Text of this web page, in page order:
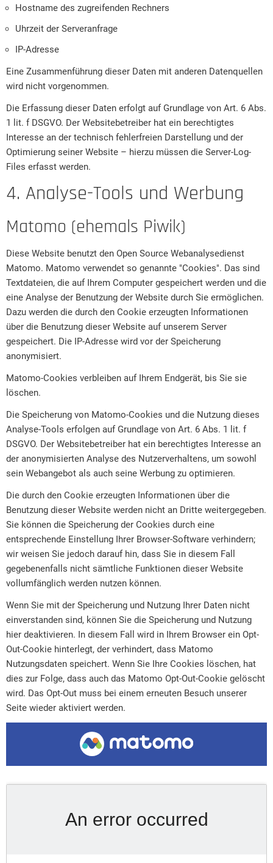
Hostname des zugreifenden Rechners
Uhrzeit der Serveranfrage
IP-Adresse
Eine Zusammenführung dieser Daten mit anderen Datenquellen
wird nicht vorgenommen.
Die Erfassung dieser Daten erfolgt auf Grundlage von Art. 6 Abs.
1 lit. f DSGVO. Der Websitebetreiber hat ein berechtigtes
Interesse an der technisch fehlerfreien Darstellung und der
Optimierung seiner Website – hierzu müssen die Server-Log-
Files erfasst werden.
4. Analyse-Tools und Werbung
Matomo (ehemals Piwik)
Diese Website benutzt den Open Source Webanalysedienst
Matomo. Matomo verwendet so genannte "Cookies". Das sind
Textdateien, die auf Ihrem Computer gespeichert werden und die
eine Analyse der Benutzung der Website durch Sie ermöglichen.
Dazu werden die durch den Cookie erzeugten Informationen
über die Benutzung dieser Website auf unserem Server
gespeichert. Die IP-Adresse wird vor der Speicherung
anonymisiert.
Matomo-Cookies verbleiben auf Ihrem Endgerät, bis Sie sie
löschen.
Die Speicherung von Matomo-Cookies und die Nutzung dieses
Analyse-Tools erfolgen auf Grundlage von Art. 6 Abs. 1 lit. f
DSGVO. Der Websitebetreiber hat ein berechtigtes Interesse an
der anonymisierten Analyse des Nutzerverhaltens, um sowohl
sein Webangebot als auch seine Werbung zu optimieren.
Die durch den Cookie erzeugten Informationen über die
Benutzung dieser Website werden nicht an Dritte weitergegeben.
Sie können die Speicherung der Cookies durch eine
entsprechende Einstellung Ihrer Browser-Software verhindern;
wir weisen Sie jedoch darauf hin, dass Sie in diesem Fall
gegebenenfalls nicht sämtliche Funktionen dieser Website
vollumfänglich werden nutzen können.
Wenn Sie mit der Speicherung und Nutzung Ihrer Daten nicht
einverstanden sind, können Sie die Speicherung und Nutzung
hier deaktivieren. In diesem Fall wird in Ihrem Browser ein Opt-
Out-Cookie hinterlegt, der verhindert, dass Matomo
Nutzungsdaten speichert. Wenn Sie Ihre Cookies löschen, hat
dies zur Folge, dass auch das Matomo Opt-Out-Cookie gelöscht
wird. Das Opt-Out muss bei einem erneuten Besuch unserer
Seite wieder aktiviert werden.